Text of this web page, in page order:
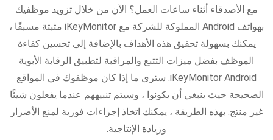
مع الأصدقاء أثناء ساعات العمل؟ الآن من خلال تزويد موظفيك
بهواتف Android المملوكة للشركة مع iKeyMonitor مثبتة مسبقًا ،
يمكنك بسهولة تحقيق هذه الأهداف بالإضافة إلى تحسين كفاءة
الموظف بفضل ميزات التتبع والمراقبة لتطبيق الرقابة الأبوية
iKeyMonitor Android. سترى ما إذا كان موظفوك في المواقع
الصحيحة حيث ينبغي أن يكونوا ، وسيتم تنبيههم عندما يفعلون شيئًا
غير منتج. بهذه الطريقة ، يمكنك اتخاذ إجراءات فورية لمنع الأضرار
وزيادة الإنتاجية.